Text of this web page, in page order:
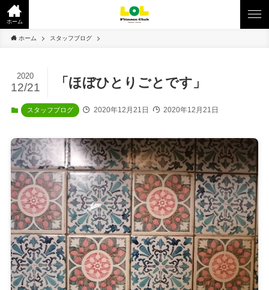
ホーム
ホーム スタッフブログ
「ほぼひとりごとです」
2020
12/21
スタッフブログ 2020年12月21日 2020年12月21日